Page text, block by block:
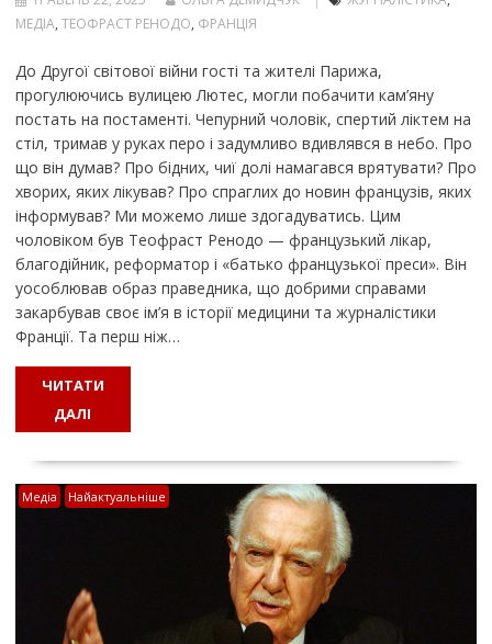
МЕДІА, ТЕОФРАСТ РЕНОДО, ФРАНЦІЯ
До Другої світової війни гості та жителі Парижа,
прогулюючись вулицею Лютес, могли побачити кам’яну
постать на постаменті. Чепурний чоловік, спертий ліктем на
стіл, тримав у руках перо і задумливо вдивлявся в небо. Про
що він думав? Про бідних, чиї долі намагався врятувати? Про
хворих, яких лікував? Про спраглих до новин французів, яких
інформував? Ми можемо лише здогадуватись. Цим
чоловіком був Теофраст Ренодо — французький лікар,
благодійник, реформатор і «батько французької преси». Він
уособлював образ праведника, що добрими справами
закарбував своє ім’я в історії медицини та журналістики
Франції. Та перш ніж…
ЧИТАТИ
ДАЛІ
Медіа Найактуальніше